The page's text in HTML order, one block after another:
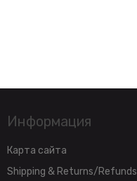
Информация
Карта сайта
Shipping & Returns/Refunds